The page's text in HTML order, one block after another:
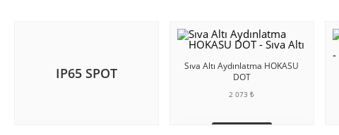
IP65 SPOT
Sıva Altı Aydınlatma HOKASU
DOT
2 073 ₺